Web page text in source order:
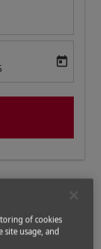
date-aria-label
today
Vols de
of cookies
site usage, and